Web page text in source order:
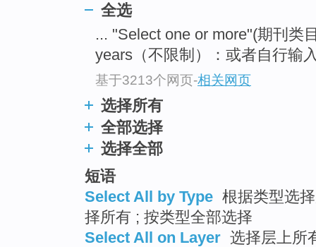
全选
... "Select one or more"(期刊类
years（不限制）：或者自行输
基于3213个网页-相关网页
选择所有
全部选择
选择全部
短语
Select All by Type 根据类型选
择所有 ; 按类型全部选择
Select All on Layer 选择层上所